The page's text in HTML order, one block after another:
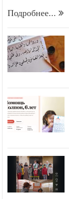
Подробнее...